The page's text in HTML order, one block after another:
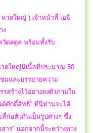
าดใหญ่ ) เจ้าหน้าที่ เอจิ
ง
วัดสตูล พร้อมทั้งรับ
ดใหญ่มีเนื้อที่ประมาณ 50
มและบรรยายความ
สร้างไว้อย่างลงตัวภายใน
ต์ศักดิ์สิทธิ์” ที่นี่ท่านจะได้
ก่อตัวกันเป็นรูปต่างๆ ซึ่ง
าร” นอกจากนี้ระหว่างทาง